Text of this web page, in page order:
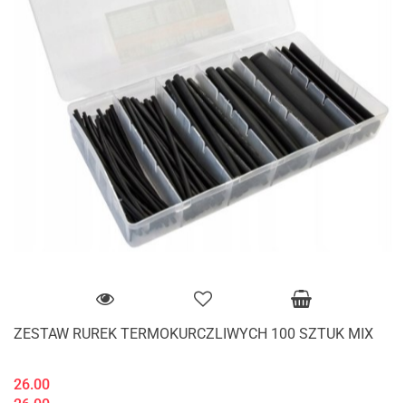
ZESTAW RUREK TERMOKURCZLIWYCH 100 SZTUK MIX
26.00